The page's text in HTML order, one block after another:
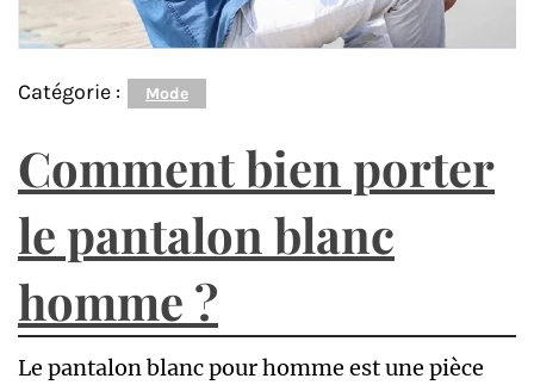
Catégorie : Mode
Comment bien porter
le pantalon blanc
homme ?
Le pantalon blanc pour homme est une pièce